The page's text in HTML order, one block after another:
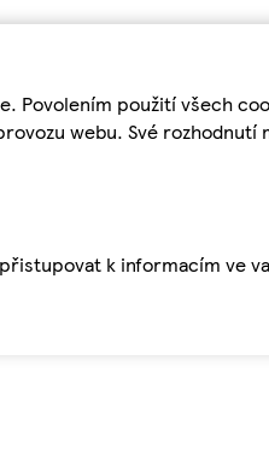
Povolením použití všech
webu. Své rozhodnutí
k informacím ve